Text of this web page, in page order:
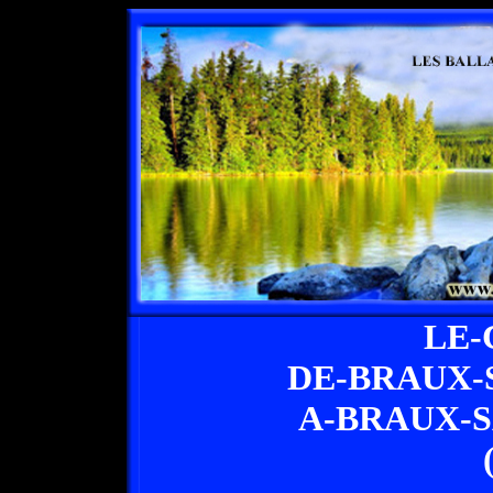
LE-
DE-
A-BRAUX-